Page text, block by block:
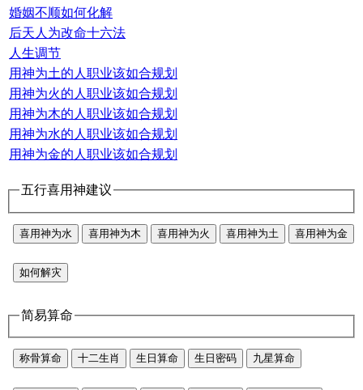
婚姻不顺如何化解
后天人为改命十六法
人生调节
用神为土的人职业该如合规划
用神为火的人职业该如合规划
用神为木的人职业该如合规划
用神为水的人职业该如合规划
用神为金的人职业该如合规划
五行喜用神建议
喜用神为水 喜用神为木 喜用神为火 喜用神为土 喜用神为金
如何解灾
简易算命
称骨算命 十二生肖 生日算命 生日密码 九星算命